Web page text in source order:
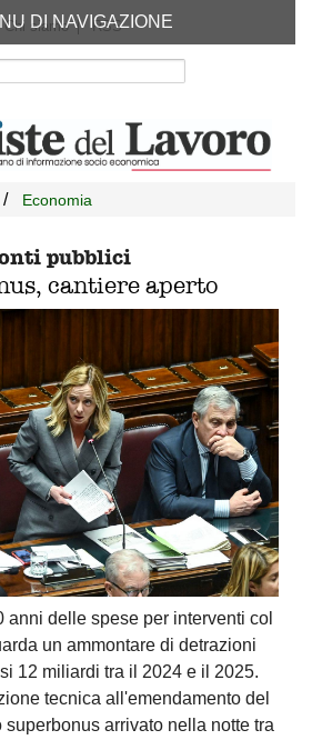
Chi siamo RSS
DI NAVIGAZIONE
Economia
pubblici
cantiere aperto
anni delle spese per interventi col
un ammontare di detrazioni
12 miliardi tra il 2024 e il 2025.
tecnica all'emendamento del
superbonus arrivato nella notte tra